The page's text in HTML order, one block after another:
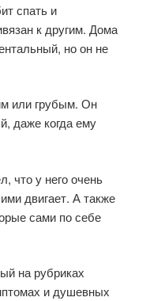
спать и
к другим. Дома
но он не
или грубым. Он
даже когда ему
что у него очень
двигает. А также
сами по себе
на рубриках
и душевных